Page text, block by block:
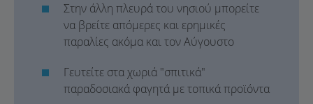
Στην άλλη πλευρά του νησιού μπορείτε
να βρείτε απόμερες και ερημικές
παραλίες ακόμα και τον Αύγουστο
Γευτείτε στα χωριά "σπιτικά"
παραδοσιακά φαγητά με τοπικά προϊόντα